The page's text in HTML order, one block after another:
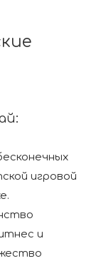
игровой
и